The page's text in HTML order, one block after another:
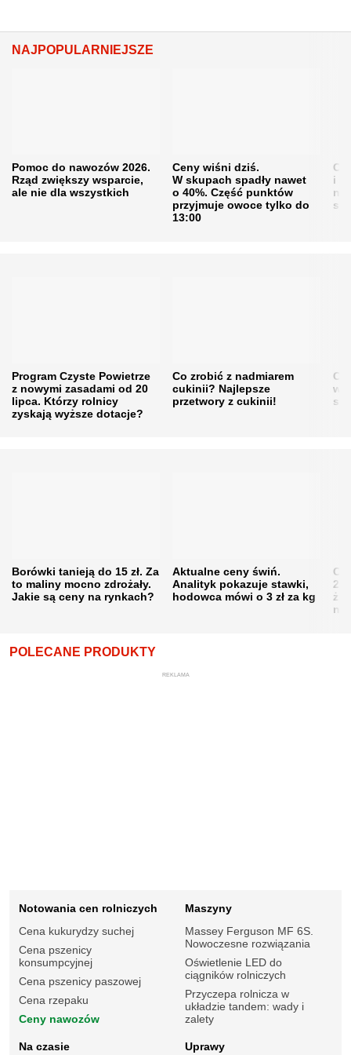
NAJPOPULARNIEJSZE
Pomoc do nawozów 2026.
Rząd zwiększy wsparcie,
ale nie dla wszystkich
Ceny wiśni dziś.
W skupach spadły nawet
o 40%. Część punktów
przyjmuje owoce tylko do
13:00
i
Program Czyste Powietrze
z nowymi zasadami od 20
lipca. Którzy rolnicy
zyskają wyższe dotacje?
Co zrobić z nadmiarem
cukinii? Najlepsze
przetwory z cukinii!
w
Borówki tanieją do 15 zł. Za
to maliny mocno zdrożały.
Jakie są ceny na rynkach?
Aktualne ceny świń.
Analityk pokazuje stawki,
hodowca mówi o 3 zł za kg
POLECANE PRODUKTY
REKLAMA
Notowania cen rolniczych
Cena kukurydzy suchej
Cena pszenicy
konsumpcyjnej
Cena pszenicy paszowej
Cena rzepaku
Ceny nawozów
Maszyny
Massey Ferguson MF 6S.
Nowoczesne rozwiązania
Oświetlenie LED do
ciągników rolniczych
Przyczepa rolnicza w
układzie tandem: wady i
zalety
Na czasie Uprawy